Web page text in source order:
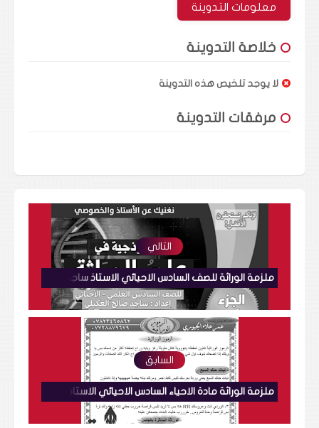
معلومات التدوينة
خلاصة التدوينة
لا يوجد تلخيص هذه التدوينة
مرفقات التدوينة
التالي
السابق